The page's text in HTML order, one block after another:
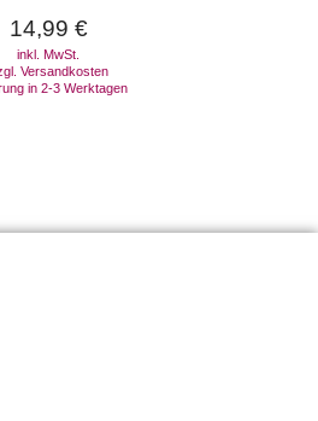
14,99 €
inkl. MwSt.
Versandkosten
in 2-3 Werktagen